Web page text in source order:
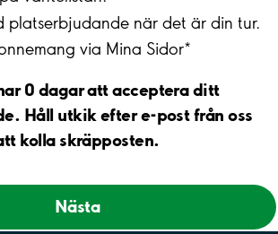
platserbjudande när det är din tur.
via Mina Sidor*
0 dagar att acceptera ditt
Håll utkik efter e-post från oss
kolla skräpposten.
Nästa